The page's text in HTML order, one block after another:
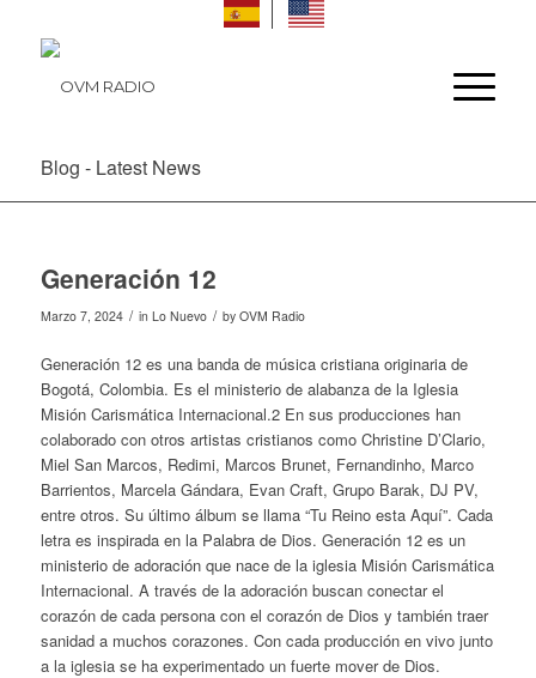
Blog - Latest News
Generación 12
Marzo 7, 2024 / in Lo Nuevo / by OVM Radio
Generación 12 es una banda de música cristiana originaria de
Bogotá, Colombia.​ Es el ministerio de alabanza de la Iglesia
Misión Carismática Internacional.2​ En sus producciones han
colaborado con otros artistas cristianos como Christine D’Clario,
Miel San Marcos, Redimi, Marcos Brunet, Fernandinho, Marco
Barrientos, Marcela Gándara, Evan Craft, Grupo Barak, DJ PV,
entre otros.​ Su último álbum se llama “Tu Reino esta Aquí”. Cada
letra es inspirada en la Palabra de Dios. Generación 12 es un
ministerio de adoración que nace de la iglesia Misión Carismática
Internacional. A través de la adoración buscan conectar el
corazón de cada persona con el corazón de Dios y también traer
sanidad a muchos corazones. Con cada producción en vivo junto
a la iglesia se ha experimentado un fuerte mover de Dios.